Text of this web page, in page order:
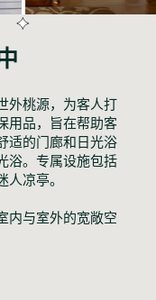
外桃源，为客人打
用品，旨在帮助客
适的门廊和日光浴
浴。专属设施包括
凉亭。
内与室外的宽敞空